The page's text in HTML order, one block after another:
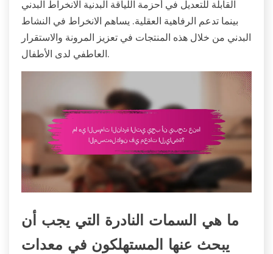
القابلة للتعديل في أحزمة اللياقة البدنية الانخراط البدني
بينما تدعم الرفاهية العقلية. يساهم الانخراط في النشاط
البدني من خلال هذه المنتجات في تعزيز المرونة والاستقرار
العاطفي لدى الأطفال.
ما هي السمات النادرة التي يجب أن
يبحث عنها المستهلكون في معدات